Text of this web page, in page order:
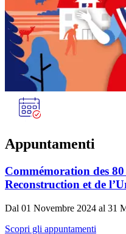
Appuntamenti
Commémoration des
Reconstruction et de
Dal 01 Novembre 2024 al 31
Scopri gli appuntamenti